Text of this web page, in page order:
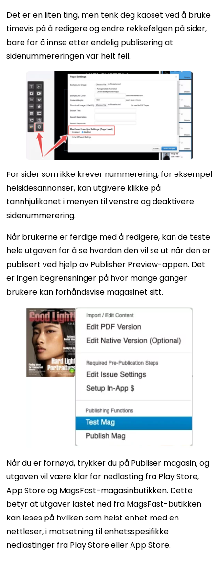
Det er en liten ting, men tenk deg kaoset ved å bruke
timevis på å redigere og endre rekkefølgen på sider,
bare for å innse etter endelig publisering at
sidenummereringen var helt feil.
For sider som ikke krever nummerering, for eksempel
helsidesannonser, kan utgivere klikke på
tannhjulikonet i menyen til venstre og deaktivere
sidenummerering.
Når brukerne er ferdige med å redigere, kan de teste
hele utgaven for å se hvordan den vil se ut når den er
publisert ved hjelp av Publisher Preview-appen. Det
er ingen begrensninger på hvor mange ganger
brukere kan forhåndsvise magasinet sitt.
Når du er fornøyd, trykker du på Publiser magasin, og
utgaven vil være klar for nedlasting fra Play Store,
App Store og MagsFast-magasinbutikken. Dette
betyr at utgaver lastet ned fra MagsFast-butikken
kan leses på hvilken som helst enhet med en
nettleser, i motsetning til enhetsspesifikke
nedlastinger fra Play Store eller App Store.